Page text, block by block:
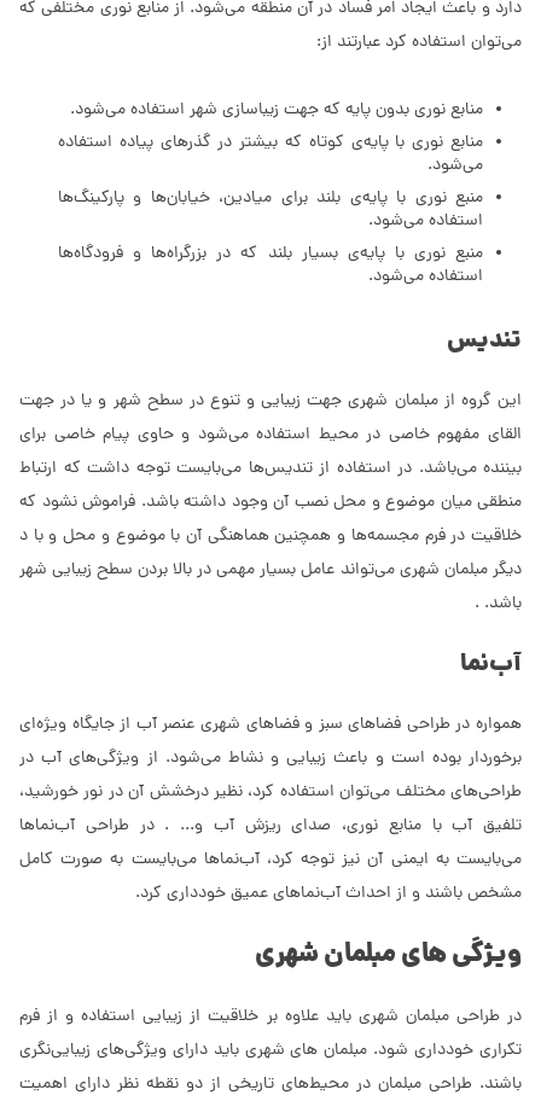
دارد و باعث ایجاد امر فساد در آن منطقه می‌شود. از منابع نوری مختلفی که
می‌توان استفاده کرد عبارتند از:
منابع نوری بدون پایه که جهت زیباسازی شهر استفاده می‌شود.
منابع نوری با پایه‌ی کوتاه که بیشتر در گذرهای پیاده استفاده
می‌شود.
منبع نوری با پایه‌ی بلند برای میادین، خیابان‌ها و پارکینگ‌ها
استفاده می‌شود.
منبع نوری با پایه‌ی بسیار بلند که در بزرگراه‌ها و فرودگاه‌ها
استفاده می‌شود.
تندیس‌
این گروه از مبلمان شهری جهت زیبایی و تنوع در سطح شهر و یا در جهت
القای مفهوم خاصی در محیط استفاده می‌شود و حاوی پیام خاصی برای
بیننده می‌باشد. در استفاده از تندیس‌ها می‌بایست توجه داشت که ارتباط
منطقی میان موضوع و محل نصب آن وجود داشته باشد. فراموش نشود که
خلاقیت در فرم مجسمه‌ها و همچنین هماهنگی آن با موضوع و محل و با د
دیگر مبلمان شهری می‌تواند عامل بسیار مهمی در بالا بردن سطح زیبایی شهر
باشد. .
آب‌نما
همواره در طراحی فضاهای سبز و فضاهای شهری عنصر آب از جایگاه ویژه‌ای
برخوردار بوده است و باعث زیبایی و نشاط می‌شود. از ویژگی‌های آب در
طراحی‌های مختلف می‌توان استفاده کرد، نظیر درخشش آن در نور خورشید،
تلفیق آب با منابع نوری، صدای ریزش آب و... . در طراحی آب‌نماها
می‌بایست به ایمنی آن نیز توجه کرد، آب‌نماها می‌بایست به صورت کامل
مشخص باشند و از احداث آب‌نماهای عمیق خودداری کرد.
ویژگی های مبلمان شهری
در طراحی مبلمان شهری باید علاوه بر خلاقیت از زیبایی استفاده و از فرم
تکراری خودداری شود. مبلمان های شهری باید دارای ویژگی‌های زیبایی‌نگری
باشند. طراحی مبلمان در محیط‌های تاریخی از دو نقطه نظر دارای اهمیت